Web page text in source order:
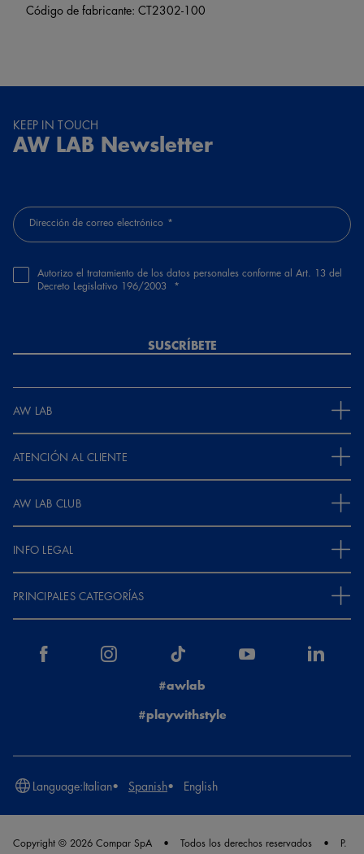
Código de fabricante: CT2302-100
KEEP IN TOUCH
AW LAB Newsletter
Dirección de correo electrónico
Autorizo el tratamiento de los datos personales conforme al Art. 13 del
Decreto Legislativo 196/2003
SUSCRÍBETE
AW LAB
ATENCIÓN AL CLIENTE
AW LAB CLUB
INFO LEGAL
PRINCIPALES CATEGORÍAS
#awlab
#playwithstyle
Language:Italian Spanish English
Copyright © 2026 Compar SpA Todos los derechos reservados
P.